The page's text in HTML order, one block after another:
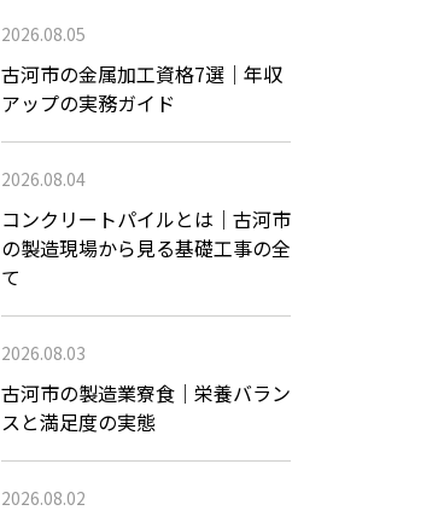
2026.08.05
古河市の金属加工資格7選｜年収
アップの実務ガイド
2026.08.04
コンクリートパイルとは｜古河市
の製造現場から見る基礎工事の全
て
2026.08.03
古河市の製造業寮食｜栄養バラン
スと満足度の実態
2026.08.02